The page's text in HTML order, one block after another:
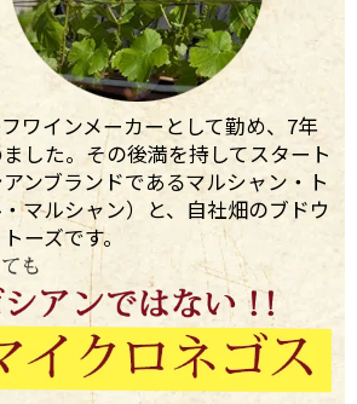
ワインメーカーとして勤め、7年
した。その後満を持してスタート
ンブランドであるマルシャン・ト
マルシャン）と、自社畑のブドウ
ーズです。